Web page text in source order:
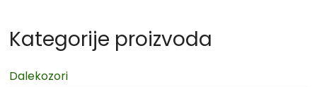
Kategorije proizvoda
Dalekozori